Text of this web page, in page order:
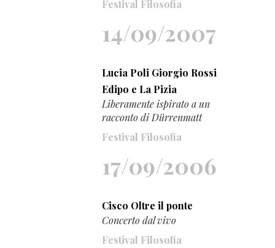
Festival Filosofia
14/09/2007
Lucia Poli Giorgio Rossi
Edipo e La Pizia
Liberamente ispirato a un
racconto di Dürrenmatt
Festival Filosofia
17/09/2006
Cisco Oltre il ponte
Concerto dal vivo
Festival Filosofia